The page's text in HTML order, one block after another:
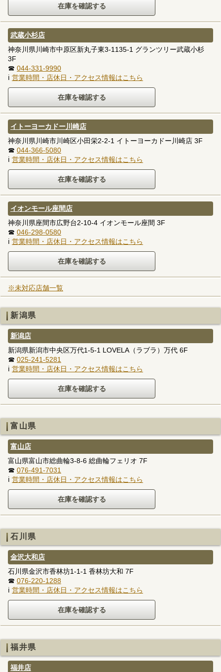
武蔵小杉店
神奈川県川崎市中原区新丸子東3-1135-1 グランツリー武蔵小杉
3F
☎ 044-331-9990
ℹ 営業時間・店休日・アクセス情報はこちら
イトーヨーカドー川崎店
神奈川県川崎市川崎区小田栄2-2-1 イトーヨーカドー川崎店 3F
☎ 044-366-5080
ℹ 営業時間・店休日・アクセス情報はこちら
イオンモール座間店
神奈川県座間市広野台2-10-4 イオンモール座間 3F
☎ 046-298-0580
ℹ 営業時間・店休日・アクセス情報はこちら
※未対応店舗一覧
新潟県
新潟店
新潟県新潟市中央区万代1-5-1 LOVELA（ラブラ）万代 6F
☎ 025-241-5281
ℹ 営業時間・店休日・アクセス情報はこちら
富山県
富山店
富山県富山市総曲輪3-8-6 総曲輪フェリオ 7F
☎ 076-491-7031
ℹ 営業時間・店休日・アクセス情報はこちら
石川県
金沢大和店
石川県金沢市香林坊1-1-1 香林坊大和 7F
☎ 076-220-1288
ℹ 営業時間・店休日・アクセス情報はこちら
福井県
福井店